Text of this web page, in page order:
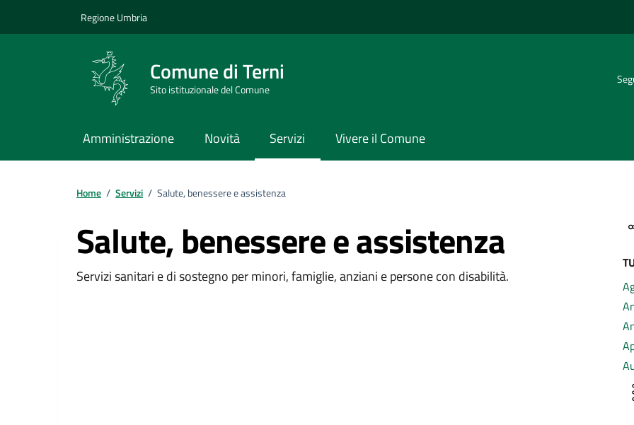
Regione Umbria
Comune di Terni
Sito istituzionale del Comune
Amministrazione Novità Servizi Vivere il Comune
Home / Servizi / Salute, benessere e assistenza
Salute, benessere e assistenza
Dettagli della categoria di servizio
Servizi sanitari e di sostegno per minori, famiglie, anziani e persone con disabilità.